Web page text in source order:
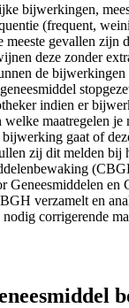
bijwerkingen,
(frequent,
meeste gevallen zijn
deze zonder
de
indien er
welke maatregelen
bijwerking gaat of
zij dit melden bij
Geneesmiddelen en
verzamelt en
corrigerende